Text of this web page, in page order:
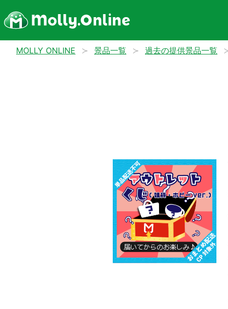
MOLLY ONLINE 景品一覧 過去の提供景品一覧